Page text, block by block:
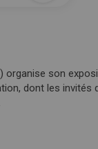
organise son
dont les